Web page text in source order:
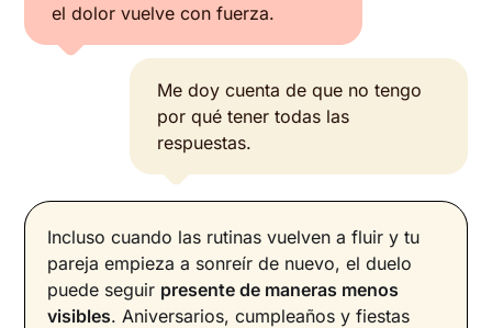
el dolor vuelve con fuerza.
Me doy cuenta de que no tengo
por qué tener todas las
respuestas.
Incluso cuando las rutinas vuelven a fluir y tu
pareja empieza a sonreír de nuevo, el duelo
puede seguir presente de maneras menos
visibles. Aniversarios, cumpleaños y fiestas